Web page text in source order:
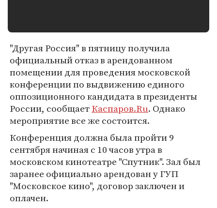
"Другая Россия" в пятницу получила
официальный отказ в арендованном
помещении для проведения московской
конференции по выдвижению единого
оппозиционного кандидата в президенты
России, сообщаетКаспаров.Ru. Однако
мероприятие все же состоится.
Конференция должна была пройти 9
сентября начиная с 10 часов утра в
московском кинотеатре "Спутник". Зал был
заранее официально арендован у ГУП
"Московское кино", договор заключен и
оплачен.